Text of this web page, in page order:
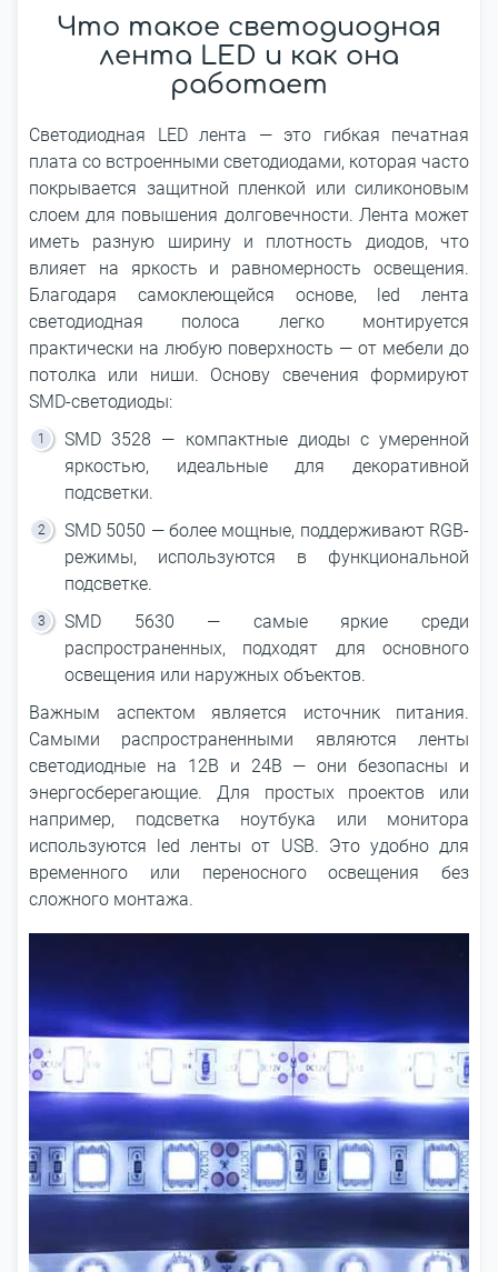
Что такое светодиодная
лента LED и как она
работает
Светодиодная LED лента ― это гибкая печатная
плата со встроенными светодиодами, которая часто
покрывается защитной пленкой или силиконовым
слоем для повышения долговечности. Лента может
иметь разную ширину и плотность диодов, что
влияет на яркость и равномерность освещения.
Благодаря самоклеющейся основе, led лента
светодиодная полоса легко монтируется
практически на любую поверхность ― от мебели до
потолка или ниши. Основу свечения формируют
SMD-светодиоды:
SMD 3528 ― компактные диоды с умеренной
яркостью, идеальные для декоративной
подсветки.
SMD 5050 ― более мощные, поддерживают RGB-
режимы, используются в функциональной
подсветке.
SMD 5630 ― самые яркие среди
распространенных, подходят для основного
освещения или наружных объектов.
Важным аспектом является источник питания.
Самыми распространенными являются ленты
светодиодные на 12В и 24В ― они безопасны и
энергосберегающие. Для простых проектов или
например, подсветка ноутбука или монитора
используются led ленты от USB. Это удобно для
временного или переносного освещения без
сложного монтажа.